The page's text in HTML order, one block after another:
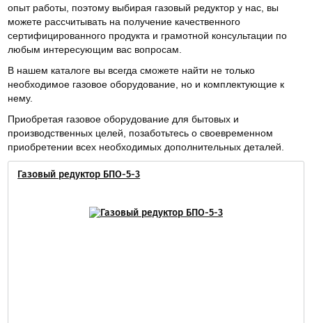
опыт работы, поэтому выбирая газовый редуктор у нас, вы
можете рассчитывать на получение качественного
сертифицированного продукта и грамотной консультации по
любым интересующим вас вопросам.
В нашем каталоге вы всегда сможете найти не только
необходимое газовое оборудование, но и комплектующие к
нему.
Приобретая газовое оборудование для бытовых и
производственных целей, позаботьтесь о своевременном
приобретении всех необходимых дополнительных деталей.
Газовый редуктор БПО-5-3